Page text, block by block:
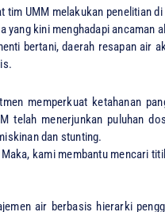
UMM melakukan penelitian
yang kini menghadapi ancaman
bertani, daerah resapan air
memperkuat ketahanan
telah menerjunkan puluhan
dan stunting.
kami membantu mencari
air berbasis hierarki